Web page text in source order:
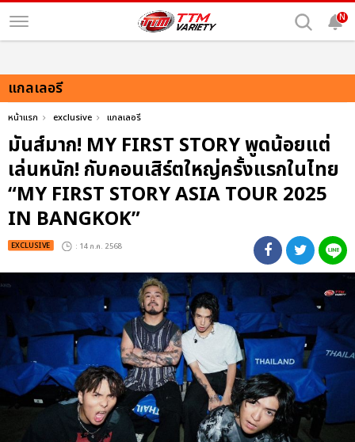
N
แกลเลอรี
หน้าแรก exclusive แกลเลอรี
มันส์มาก! MY FIRST STORY พูดน้อยแต่
เล่นหนัก! กับคอนเสิร์ตใหญ่ครั้งแรกในไทย
“MY FIRST STORY ASIA TOUR 2025
IN BANGKOK”
EXCLUSIVE : 14 ก.ค. 2568